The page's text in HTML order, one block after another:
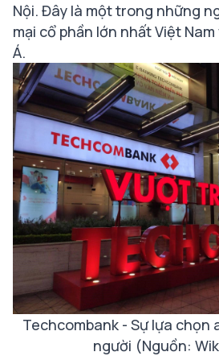
Nội. Đây là một trong những
mại cổ phần lớn nhất Việt
Á.
Techcombank - Sự lựa chọn
người (Nguồn: